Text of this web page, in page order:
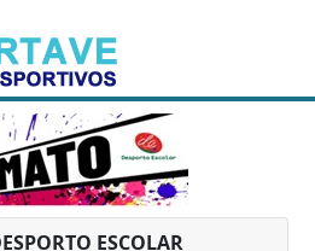
ESCOLAR